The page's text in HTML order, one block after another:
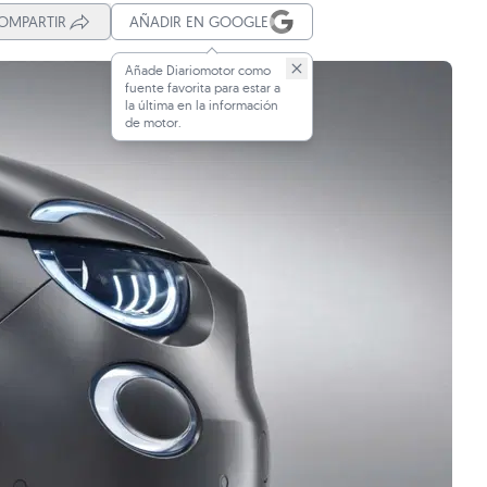
AÑADIR EN GOOGLE
Añade Diariomotor como
fuente favorita para estar a
la última en la información
de motor.